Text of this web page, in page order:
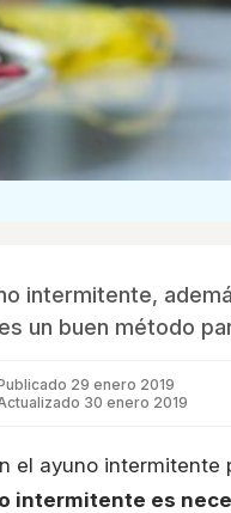
intermitente,
un buen método
29 enero 2019
30 enero 2019
el ayuno
intermitente es